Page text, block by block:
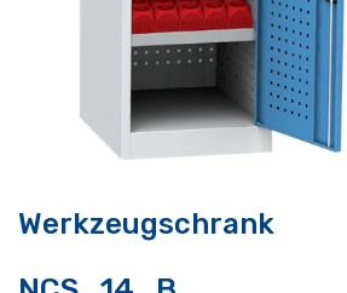
Werkzeugschrank